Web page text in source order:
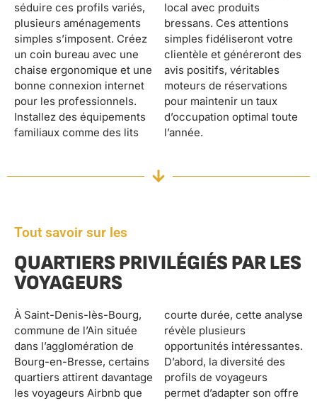
séduire ces profils variés,
plusieurs aménagements
simples s’imposent. Créez
un coin bureau avec une
chaise ergonomique et une
bonne connexion internet
pour les professionnels.
Installez des équipements
familiaux comme des lits
local avec produits
bressans. Ces attentions
simples fidéliseront votre
clientèle et généreront des
avis positifs, véritables
moteurs de réservations
pour maintenir un taux
d’occupation optimal toute
l’année.
Tout savoir sur les
QUARTIERS PRIVILÉGIÉS PAR LES
VOYAGEURS
À Saint-Denis-lès-Bourg,
commune de l’Ain située
dans l’agglomération de
Bourg-en-Bresse, certains
quartiers attirent davantage
les voyageurs Airbnb que
courte durée, cette analyse
révèle plusieurs
opportunités intéressantes.
D’abord, la diversité des
profils de voyageurs
permet d’adapter son offre